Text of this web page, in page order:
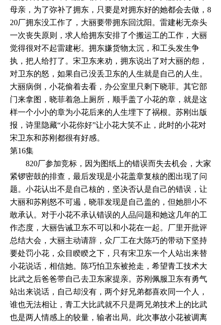
母亲，为了弥补了拥东，只要是对拥东好的她都会去做，8
20厂拥东没工作了，大丽要带拥东回沈阳。雷建彬无奈头
一次丧失原则，求人给拥东安排了个搬运工的工作，大丽
觉得很对不起雷建彬。拥东嫌货物太沉，和工头发生争
执，把人给打了。宋卫东来劝，拥东说出了对大丽的怨，
对卫东的怒，如果自己没丢卫东的人生就是自己的人生。
大丽病倒，小花偷着去看，办公室里只剩下晓菲。其它部
门来拿图，晓菲着急上厕所，顺手盖了小花的章，就是这
样一个小小的章为小花后来的人生埋下了祸根。苏刚出版
报，诗里隐藏“小花你好”让小花大笑不止，此时的小花对
宋卫东和苏刚都很有好感。
第16集
820厂参加竞标，因为图纸上的错误而失去机会，大家
紧锣密鼓的排查，最后发现是小花盖章复核的图出现了问
题。小花认出不是自己核的，坚决否认是自己的错误，让
大丽和苏刚怒不可遏，晓菲发现是自己盖的，但她胆小不
敢承认。对于小花不承认错误的人品问题和她这几年的工
作态度，大丽告诫卫东不可以和小花在一起。厂里开批评
总结大会，大丽主动请辞，众厂工在大陈巧的带动下坚持
要处罚小花，众目睽睽之下，只有宋卫东一个人站出来替
小花说话，相信她。陈巧怕卫东被抢走，希望青工技术大
比武之后爸爸带自己去卫东家提亲。苏刚佩服卫东有勇气
站出来说话，自己却没有，两个好兄弟都喜欢同一个人，
谁也无法相让，青工大比武就不只是两兄弟技术上的比武
也是两人情感上的较量，输者出局。此次事故小花被调离